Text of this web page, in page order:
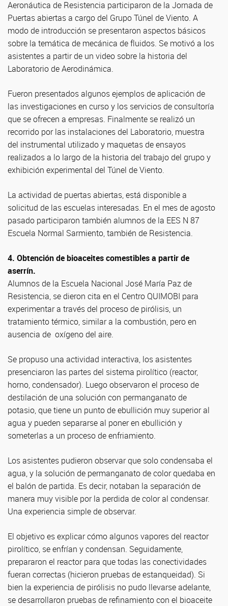
Aeronáutica de Resistencia participaron de la Jornada de
Puertas abiertas a cargo del Grupo Túnel de Viento. A
modo de introducción se presentaron aspectos básicos
sobre la temática de mecánica de fluidos. Se motivó a los
asistentes a partir de un video sobre la historia del
Laboratorio de Aerodinámica.
Fueron presentados algunos ejemplos de aplicación de
las investigaciones en curso y los servicios de consultoría
que se ofrecen a empresas. Finalmente se realizó un
recorrido por las instalaciones del Laboratorio, muestra
del instrumental utilizado y maquetas de ensayos
realizados a lo largo de la historia del trabajo del grupo y
exhibición experimental del Túnel de Viento.
La actividad de puertas abiertas, está disponible a
solicitud de las escuelas interesadas. En el mes de agosto
pasado participaron también alumnos de la EES N 87
Escuela Normal Sarmiento, también de Resistencia.
4. Obtención de bioaceites comestibles a partir de
aserrín.
Alumnos de la Escuela Nacional José María Paz de
Resistencia, se dieron cita en el Centro QUIMOBI para
experimentar a través del proceso de pirólisis, un
tratamiento térmico, similar a la combustión, pero en
ausencia de oxígeno del aire.
Se propuso una actividad interactiva, los asistentes
presenciaron las partes del sistema pirolítico (reactor,
horno, condensador). Luego observaron el proceso de
destilación de una solución con permanganato de
potasio, que tiene un punto de ebullición muy superior al
agua y pueden separarse al poner en ebullición y
someterlas a un proceso de enfriamiento.
Los asistentes pudieron observar que solo condensaba el
agua, y la solución de permanganato de color quedaba en
el balón de partida. Es decir, notaban la separación de
manera muy visible por la perdida de color al condensar.
Una experiencia simple de observar.
El objetivo es explicar cómo algunos vapores del reactor
pirolítico, se enfrían y condensan. Seguidamente,
prepararon el reactor para que todas las conectividades
fueran correctas (hicieron pruebas de estanqueidad). Si
bien la experiencia de pirólisis no pudo llevarse adelante,
se desarrollaron pruebas de refinamiento con el bioaceite